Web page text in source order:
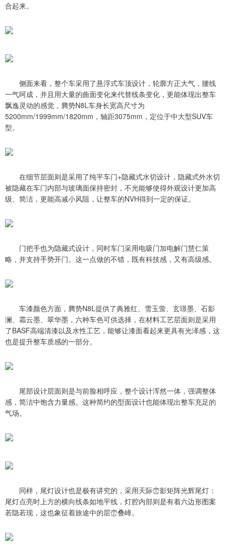
合起来。
侧面来看，整个车采用了悬浮式车顶设计，轮廓方正大气，腰线
一气呵成，并且用大量的曲面变化来代替线条变化，更能体现出整车
飘逸灵动的感觉，腾势N8L车身长宽高尺寸为
5200mm/1999mm/1820mm，轴距3075mm，定位于中大型SUV车
型。
在细节层面则是采用了纯平车门+隐藏式水切设计，隐藏式外水切
被隐藏在车门内部与玻璃面保持密封，不光能够使得外观设计更加高
级、简洁，更能高减小风阻，让整车的NVH得到一定的保证。
门把手也为隐藏式设计，同时车门采用电吸门加电解门慧仁策
略，并支持手势开门。这一点做的不错，既有科技感，又有高级感。
车漆颜色方面，腾势N8L提供了典雅红、雪玉萤、玄璟墨、石影
澜、霜云墨、翠华墨，六种车色可供选择，在材料工艺层面则是采用
了BASF高端清漆以及水性工艺，能够让漆面看起来更具有光泽感，这
也是提升整车质感的一部分。
尾部设计层面则是与前脸相呼应，整个设计浑然一体，强调整体
感，简洁中饱含力量感。这种简约的型面设计也能体现出整车充足的
气场。
同样，尾灯设计也是极有讲究的，采用天际峦影矩阵光辉尾灯：
尾灯点亮时上方的横向线条如地平线，灯腔内部则是有着六边形图案
若隐若现，这也象征着旅途中的层峦叠嶂。